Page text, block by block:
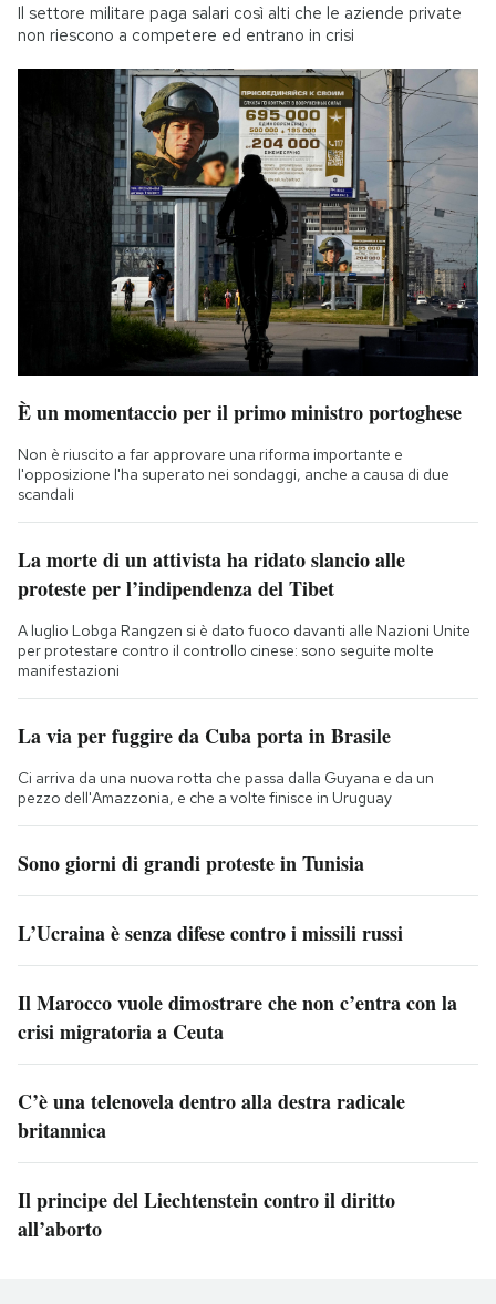
Il settore militare paga salari così alti che le aziende private
non riescono a competere ed entrano in crisi
È un momentaccio per il primo ministro portoghese
Non è riuscito a far approvare una riforma importante e
l'opposizione l'ha superato nei sondaggi, anche a causa di due
scandali
La morte di un attivista ha ridato slancio alle
proteste per l’indipendenza del Tibet
A luglio Lobga Rangzen si è dato fuoco davanti alle Nazioni Unite
per protestare contro il controllo cinese: sono seguite molte
manifestazioni
La via per fuggire da Cuba porta in Brasile
Ci arriva da una nuova rotta che passa dalla Guyana e da un
pezzo dell'Amazzonia, e che a volte finisce in Uruguay
Sono giorni di grandi proteste in Tunisia
L’Ucraina è senza difese contro i missili russi
Il Marocco vuole dimostrare che non c’entra con la
crisi migratoria a Ceuta
C’è una telenovela dentro alla destra radicale
britannica
Il principe del Liechtenstein contro il diritto
all’aborto